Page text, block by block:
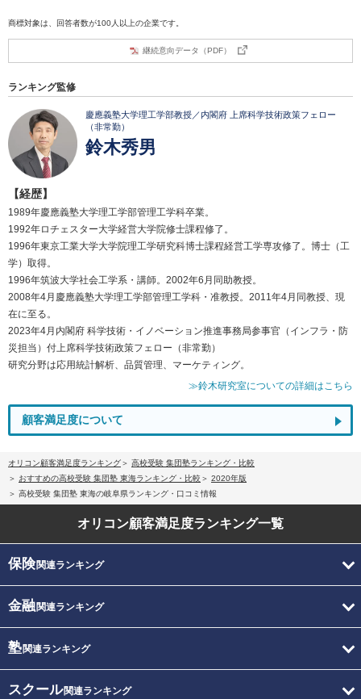
商標対象は、回答者数が100人以上の企業です。
継続意向データ（PDF）
ランキング監修
慶應義塾大学理工学部教授／内閣府 上席科学技術政策フェロー
（非常勤）
鈴木秀男
【経歴】
1989年慶應義塾大学理工学部管理工学科卒業。
1992年ロチェスター大学経営大学院修士課程修了。
1996年東京工業大学大学院理工学研究科博士課程経営工学専攻修了。博士（工
学）取得。
1996年筑波大学社会工学系・講師。2002年6月同助教授。
2008年4月慶應義塾大学理工学部管理工学科・准教授。2011年4月同教授、現
在に至る。
2023年4月内閣府 科学技術・イノベーション推進事務局参事官（インフラ・防
災担当）付上席科学技術政策フェロー（非常勤）
研究分野は応用統計解析、品質管理、マーケティング。
≫鈴木研究室についての詳細はこちら
顧客満足度について
オリコン顧客満足度ランキング
高校受験 集団塾ランキング・比較
おすすめの高校受験 集団塾 東海ランキング・比較
2020年版
高校受験 集団塾 東海の岐阜県ランキング・口コミ情報
オリコン顧客満足度ランキング一覧
保険関連ランキング
金融関連ランキング
塾関連ランキング
スクール関連ランキング